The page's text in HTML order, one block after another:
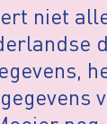
niet